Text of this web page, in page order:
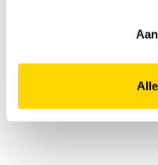
website niet optimaal